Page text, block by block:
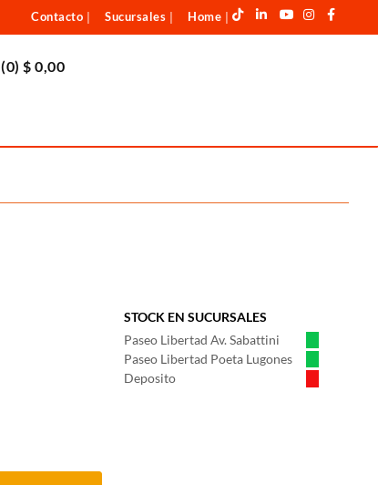
Contacto Sucursales Home
(0)$ 0,00
STOCK EN SUCURSALES
Paseo Libertad Av. Sabattini
Paseo Libertad Poeta Lugones
Deposito